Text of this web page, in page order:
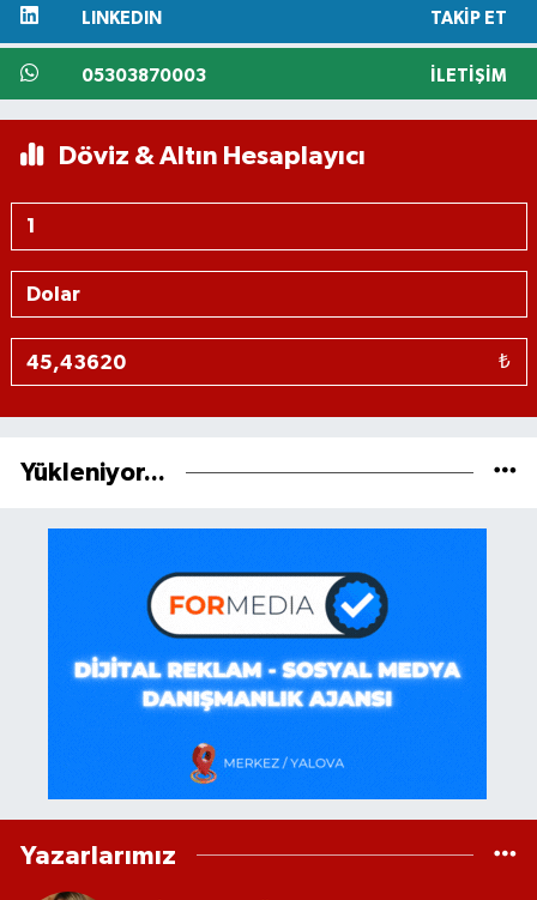
LINKEDIN TAKIP ET
05303870003 İLETIŞIM
Döviz & Altın Hesaplayıcı
₺
Yükleniyor...
Yazarlarımız